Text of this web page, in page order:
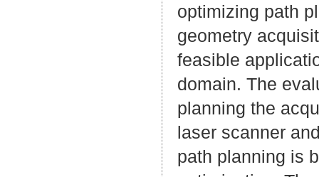
optimizing path
geometry
feasible
domain. The
planning the
laser scanner
path planning is